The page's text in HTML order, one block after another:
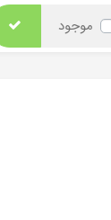
موجود